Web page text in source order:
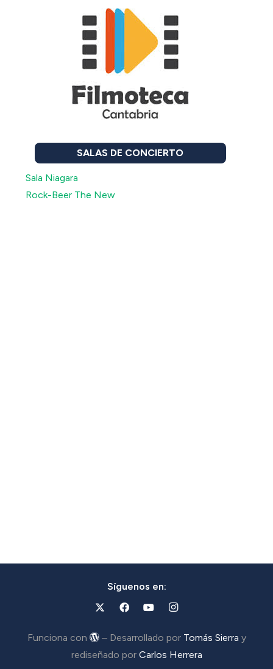
SALAS DE CONCIERTO
Sala Niagara
Rock-Beer The New
Síguenos en:
Funciona con – Desarrollado por Tomás Sierra y
rediseñado por Carlos Herrera